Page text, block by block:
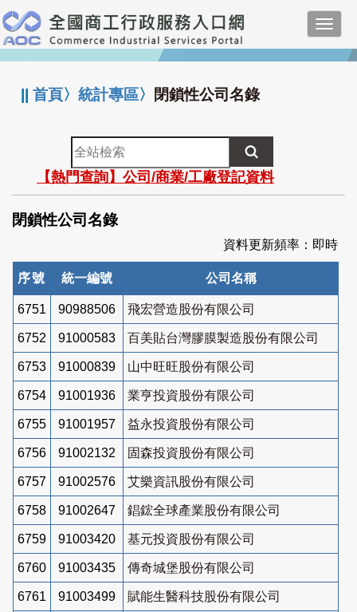
跳
到
主
要
:::
||首頁〉統計專區〉 閉鎖性公司名錄
全
站
檢
索
【熱門查詢】公司/商業/工廠登記資料
閉鎖性公司名錄
資料更新頻率：即時
序號 統一編號 公司名稱
6751 90988506 飛宏營造股份有限公司
6752 91000583 百美貼台灣膠膜製造股份有限公司
6753 91000839 山中旺旺股份有限公司
6754 91001936 業亨投資股份有限公司
6755 91001957 益永投資股份有限公司
6756 91002132 固森投資股份有限公司
6757 91002576 艾樂資訊股份有限公司
6758 91002647 錩鋐全球產業股份有限公司
6759 91003420 基元投資股份有限公司
6760 91003435 傳奇城堡股份有限公司
6761 91003499 賦能生醫科技股份有限公司